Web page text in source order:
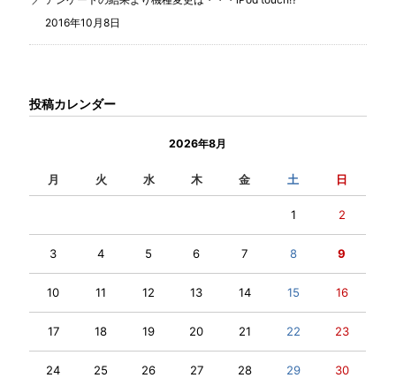
2016年10月8日
投稿カレンダー
2026年8月
月 火 水 木 金 土 日
1 2
3 4 5 6 7 8 9
10 11 12 13 14 15 16
17 18 19 20 21 22 23
24 25 26 27 28 29 30